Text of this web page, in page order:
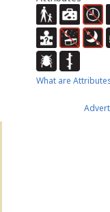
What are